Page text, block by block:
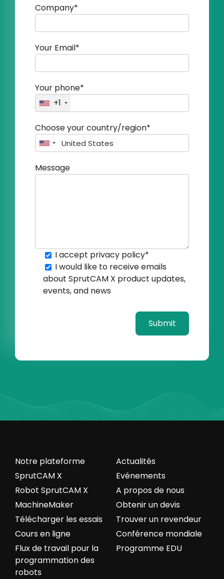
Company*
Your Email*
Your phone*
+1
Choose your country/region*
Message
I accept privacy policy*
I would like to receive emails
about SprutCAM X product updates,
events, and news
Actualités
Evénements
A propos de nous
Obtenir un devis
Trouver un revendeur
Conférence mondiale
Programme EDU
Notre plateforme
SprutCAM X
Robot SprutCAM X
MachineMaker
Télécharger les essais
Cours en ligne
Flux de travail pour la
programmation des
robots